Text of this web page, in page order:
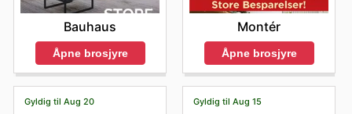
Bauhaus
Åpne brosjyre
Montér
Åpne brosjyre
Gyldig til Aug 20 Gyldig til Aug 15